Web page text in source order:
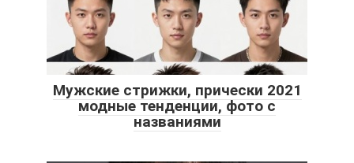
Мужские стрижки, прически 2021
модные тенденции, фото с
названиями